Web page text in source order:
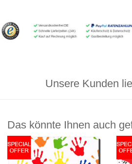
Unsere Kunden
Das könnte Ihnen auch